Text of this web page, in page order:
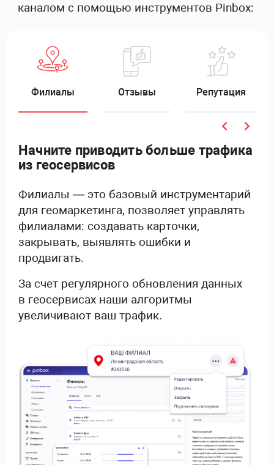
каналом с помощью инструментов Pinbox:
Филиалы Отзывы Репутация
Начните приводить больше трафика
из геосервисов
Филиалы — это базовый инструментарий
для геомаркетинга, позволяет управлять
филиалами: создавать карточки,
закрывать, выявлять ошибки и
продвигать.
За счет регулярного обновления данных
в геосервисах наши алгоритмы
увеличивают ваш трафик.